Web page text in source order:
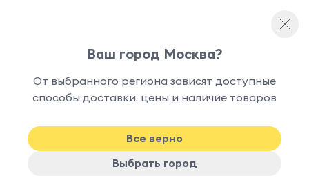
Ваш город Москва?
От выбранного региона зависят доступные
способы доставки, цены и наличие товаров
Все верно
Выбрать город